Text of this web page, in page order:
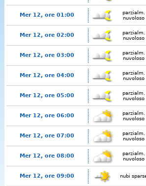
Mer 12, ore 01:00
parzialm.
nuvoloso
Mer 12, ore 02:00
parzialm.
nuvoloso
Mer 12, ore 03:00
parzialm.
nuvoloso
Mer 12, ore 04:00
parzialm.
nuvoloso
Mer 12, ore 05:00
parzialm.
nuvoloso
Mer 12, ore 06:00
parzialm.
nuvoloso
Mer 12, ore 07:00
parzialm.
nuvoloso
Mer 12, ore 08:00
parzialm.
nuvoloso
Mer 12, ore 09:00 nubi